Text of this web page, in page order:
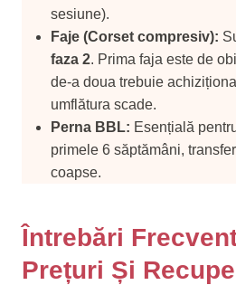
sesiune).
Faje (Corset compresiv):
faza 2. Prima faja este de
de-a doua trebuie
umflătura scade.
Perna BBL: Esențială
primele 6 săptămâni,
coapse.
Întrebări
Prețuri Și